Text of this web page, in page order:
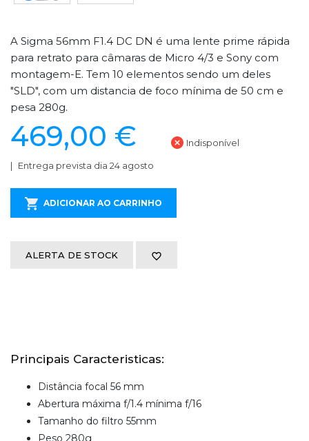
A Sigma 56mm F1.4 DC DN é uma lente prime rápida
para retrato para câmaras de Micro 4/3 e Sony com
montagem-E. Tem 10 elementos sendo um deles
"SLD", com um distancia de foco mínima de 50 cm e
pesa 280g.
469,00 € Indisponível
Entrega prevista dia 24 agosto
ADICIONAR AO CARRINHO
ALERTA DE STOCK
Principais Caracteristicas:
Distância focal 56 mm
Abertura máxima f/1.4 mínima f/16
Tamanho do filtro 55mm
Peso 280g